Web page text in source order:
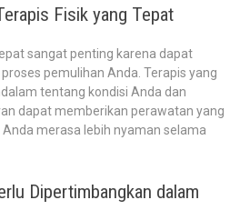
Fisik yang Tepat
sangat penting karena dapat
pemulihan Anda. Terapis yang
tentang kondisi Anda dan
dapat memberikan perawatan yang
merasa lebih nyaman selama
Dipertimbangkan dalam